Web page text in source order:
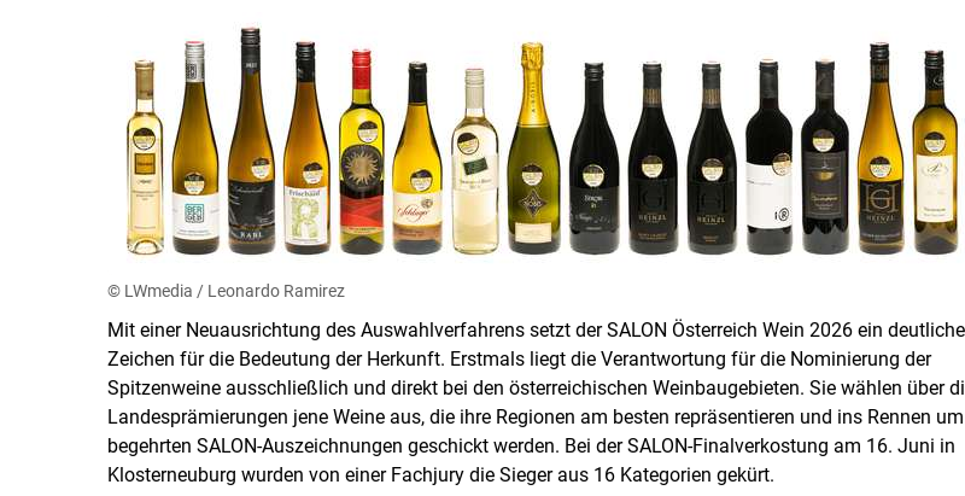
© LWmedia / Leonardo Ramirez
Mit einer Neuausrichtung des Auswahlverfahrens setzt der SALON Österreich Wein 2026 ein
Zeichen für die Bedeutung der Herkunft. Erstmals liegt die Verantwortung für die Nominierung der
Spitzenweine ausschließlich und direkt bei den österreichischen Weinbaugebieten. Sie wählen über
Landesprämierungen jene Weine aus, die ihre Regionen am besten repräsentieren und ins Rennen
begehrten SALON-Auszeichnungen geschickt werden. Bei der SALON-Finalverkostung am 16. Juni in
Klosterneuburg wurden von einer Fachjury die Sieger aus 16 Kategorien gekürt.